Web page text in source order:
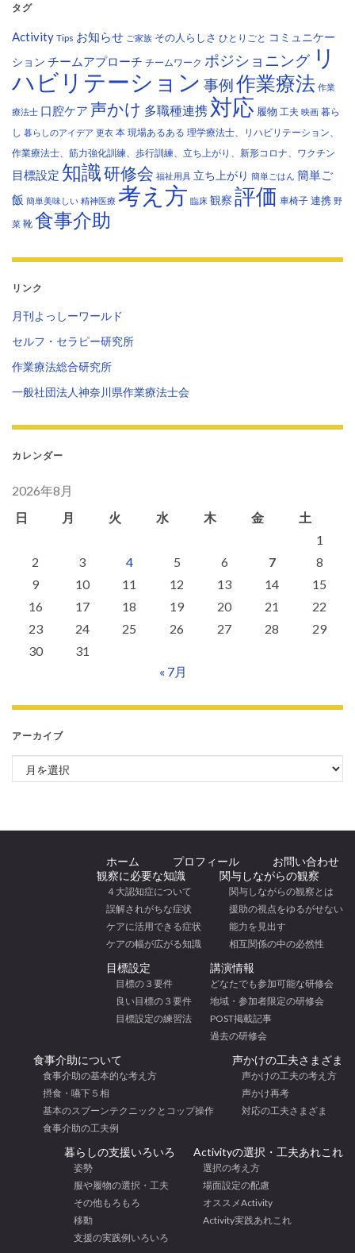
タグ
Activity Tips お知らせ ご家族 その人らしさ ひとりごと コミュニケー
ション チームアプローチ チームワーク ポジショニング リ
ハビリテーション 事例作業療法 作業
療法士 口腔ケア 声かけ 多職種連携 対応 履物 工夫 映画 暮ら
し 暮らしのアイデア 更衣 本 現場あるある 理学療法士、リハビリテーション、
作業療法士、筋力強化訓練、歩行訓練、立ち上がり、新形コロナ、ワクチン
目標設定 知識研修会 福祉用具 立ち上がり 簡単ごはん 簡単ご
飯 簡単美味しい 精神医療 考え方 臨床 観察 評価 車椅子 連携 野
菜 靴 食事介助
リンク
月刊よっしーワールド
セルフ・セラピー研究所
作業療法総合研究所
一般社団法人神奈川県作業療法士会
カレンダー
2026年8月
日
月 火 水 木 金
土
1
2
3 4 5 6 7
8
9
10 11 12 13 14
15
16
17 18 19 20 21
22
23
24 25 26 27 28
29
30
31
« 7月
アーカイブ
アーカイブ
ホーム プロフィール
お問い合わせ
観察に必要な知識
４大認知症について
誤解されがちな症状
ケアに活用できる症状
ケアの幅が広がる知識
関与しながらの観察
関与しながらの観察とは
援助の視点をゆるがせない
能力を見出す
相互関係の中の必然性
目標設定
目標の３要件
良い目標の３要件
目標設定の練習法
講演情報
どなたでも参加可能な研修会
地域・参加者限定の研修会
POST掲載記事
過去の研修会
食事介助について
食事介助の基本的な考え方
摂食・嚥下５相
基本のスプーンテクニックとコップ操作
食事介助の工夫例
声かけの工夫さまざま
声かけの工夫の考え方
声かけ再考
対応の工夫さまざま
暮らしの支援いろいろ
姿勢
服や履物の選択・工夫
その他もろもろ
移動
支援の実践例いろいろ
Activityの選択・工夫あれこれ
選択の考え方
場面設定の配慮
オススメActivity
Activity実践あれこれ